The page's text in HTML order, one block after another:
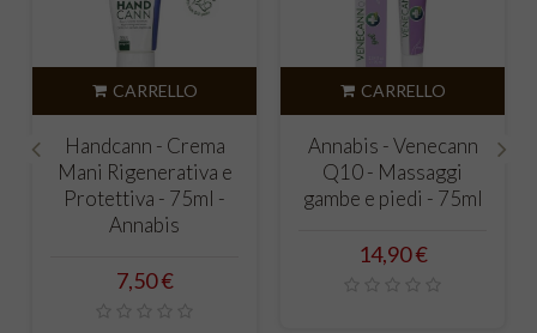
CARRELLO
Handcann - Crema
Mani Rigenerativa e
Protettiva - 75ml -
Annabis
Prezzo
7,50 €
CARRELLO
Annabis - Venecann
Q10 - Massaggi
gambe e piedi - 75ml
Prezzo
14,90 €